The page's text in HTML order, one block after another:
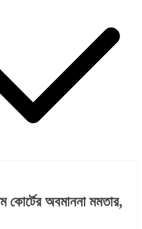
কোর্টের অবমাননা মমতার,